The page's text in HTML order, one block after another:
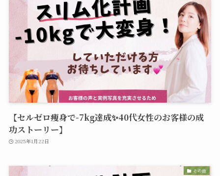
【セルゼロ痩身で-7kg達成✨40代女性のお客様の成
功ストーリー】
2025年1月22日
その他